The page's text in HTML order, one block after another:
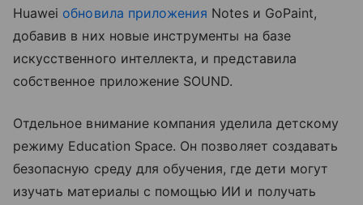
Huawei обновила приложения Notes и GoPaint,
добавив в них новые инструменты на базе
искусственного интеллекта, и представила
собственное приложение SOUND.
Отдельное внимание компания уделила детскому
режиму Education Space. Он позволяет создавать
безопасную среду для обучения, где дети могут
изучать материалы с помощью ИИ и получать